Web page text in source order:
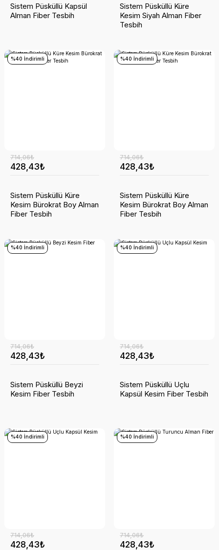
Sistem Püsküllü Kapsül
Alman Fiber Tesbih
Sistem Püsküllü Küre
Kesim Siyah Alman Fiber
Tesbih
%40 İndirimli
428,43₺
714,06₺
Sistem Püsküllü Küre
Kesim Bürokrat Boy Alman
Fiber Tesbih
%40 İndirimli
428,43₺
714,06₺
Sistem Püsküllü Küre
Kesim Bürokrat Boy Alman
Fiber Tesbih
%40 İndirimli
428,43₺
714,06₺
Sistem Püsküllü Beyzi
Kesim Fiber Tesbih
%40 İndirimli
428,43₺
714,06₺
Sistem Püsküllü Uçlu
Kapsül Kesim Fiber Tesbih
%40 İndirimli
428,43₺
714,06₺
%40 İndirimli
428,43₺
714,06₺